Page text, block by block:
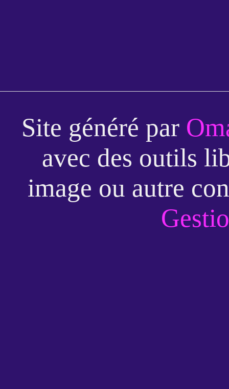
Site généré par
avec des outils
image ou autre